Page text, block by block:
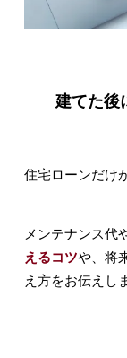
建てた後
住宅ローンだけ
メンテナンス代
えるコツや、将
え方をお伝えし